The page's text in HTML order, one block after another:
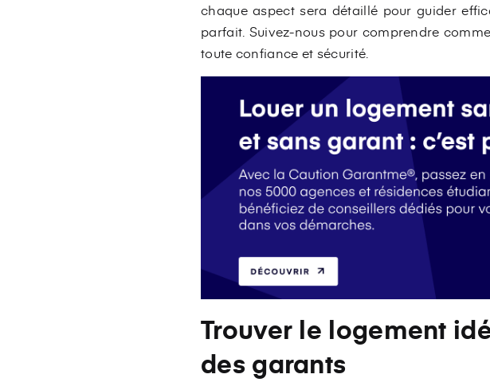
chaque aspect sera détaillé pour guider
parfait. Suivez-nous pour comprendre
toute confiance et sécurité.
Trouver le logement
des garants